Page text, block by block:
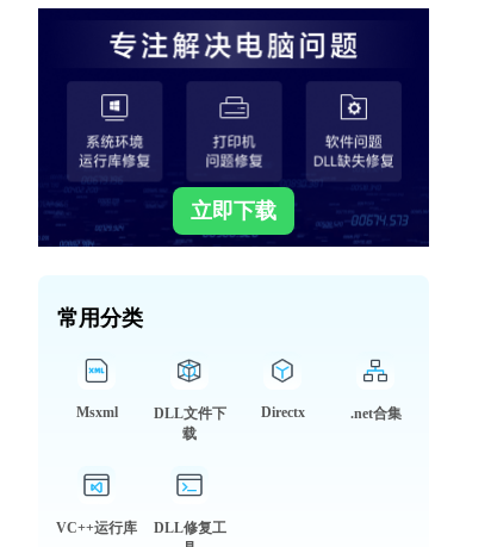
立即下载
常用分类
Msxml
DLL文件下
载
Directx .net合集
VC++运行库
DLL修复工